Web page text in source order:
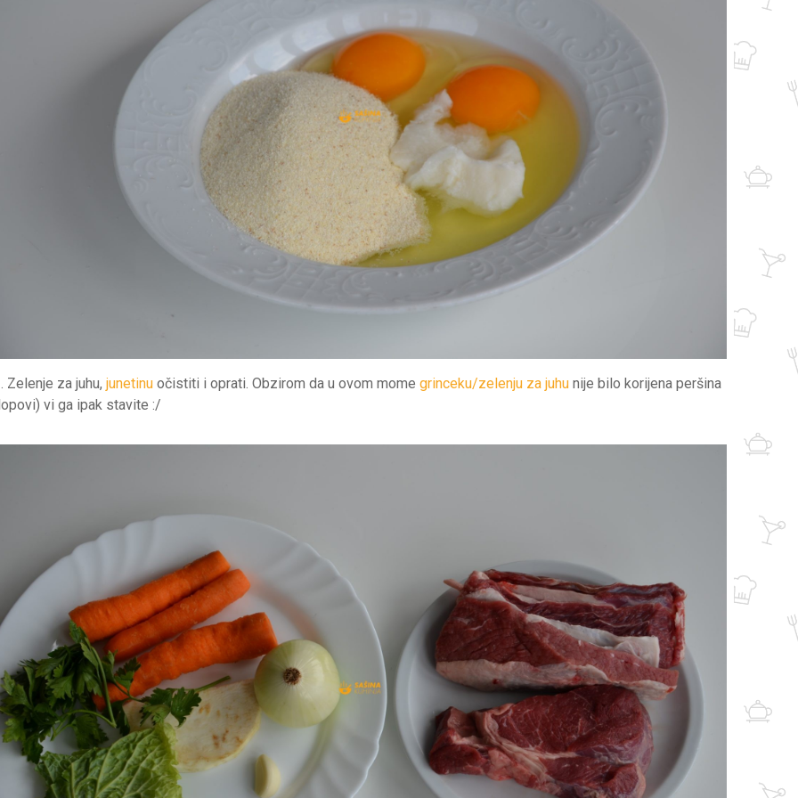
Zelenje za juhu, junetinu očistiti i oprati. Obzirom da u ovom mome grinceku/zelenju za juhu nije bilo korijena peršina
vi ga ipak stavite :/